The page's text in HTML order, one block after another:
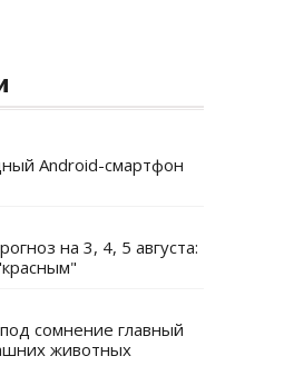
Android-смартфон
на 3, 4, 5 августа:
сомнение главный
животных